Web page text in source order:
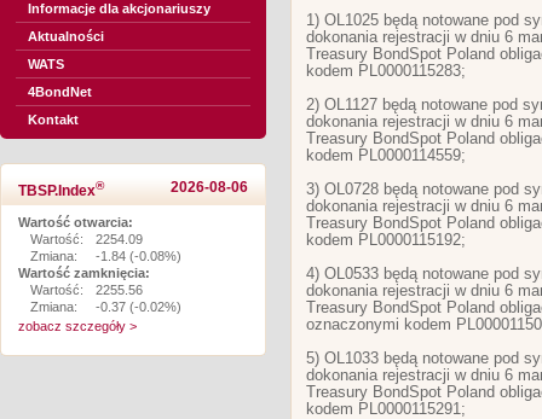
Informacje dla akcjonariuszy
Aktualności
WATS
4BondNet
Kontakt
TBSP.Index® 2026-08-06
Wartość otwarcia:
Wartość:
2254.09
Zmiana:
-1.84 (-0.08%)
Wartość zamknięcia:
Wartość:
2255.56
Zmiana:
-0.37 (-0.02%)
zobacz szczegóły >
1) OL1025 będą notowane pod
dokonania rejestracji w dniu 6
Treasury BondSpot Poland
kodem PL0000115283;
2) OL1127 będą notowane pod
dokonania rejestracji w dniu 6
Treasury BondSpot Poland
kodem PL0000114559;
3) OL0728 będą notowane pod
dokonania rejestracji w dniu 6
Treasury BondSpot Poland
kodem PL0000115192;
4) OL0533 będą notowane pod
dokonania rejestracji w dniu 6
Treasury BondSpot Poland
oznaczonymi kodem
5) OL1033 będą notowane pod
dokonania rejestracji w dniu 6
Treasury BondSpot Poland
kodem PL0000115291;